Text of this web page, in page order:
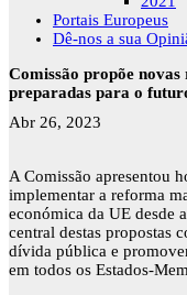
Portais Europeus
Dê-nos a sua
Comissão propõe
preparadas para o
Abr 26, 2023
A Comissão apresentou
implementar a reforma
económica da UE desde
central destas propostas
dívida pública e
em todos os Estados-